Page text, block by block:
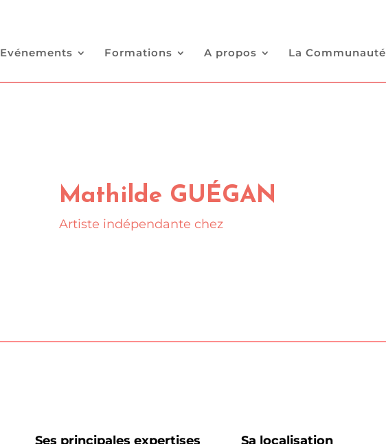
Evénements Formations A propos La Communauté
Mathilde GUÉGAN
Artiste indépendante chez
Ses principales expertises Sa localisation